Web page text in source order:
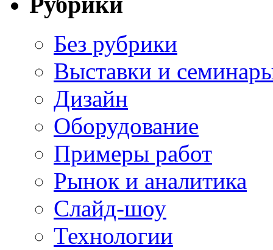
Без рубрики
Выставки и
Дизайн
Оборудование
Примеры работ
Рынок и аналитика
Слайд-шоу
Технологии